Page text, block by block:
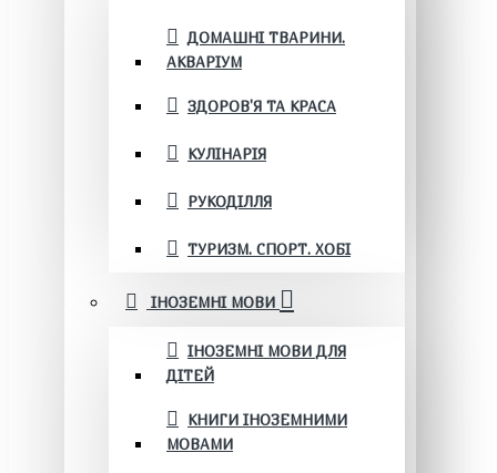
ДОМАШНІ ТВАРИНИ.
АКВАРІУМ
ЗДОРОВ'Я ТА КРАСА
КУЛІНАРІЯ
РУКОДІЛЛЯ
ТУРИЗМ. СПОРТ. ХОБІ
ІНОЗЕМНІ МОВИ
ІНОЗЕМНІ МОВИ ДЛЯ
ДІТЕЙ
КНИГИ ІНОЗЕМНИМИ
МОВАМИ